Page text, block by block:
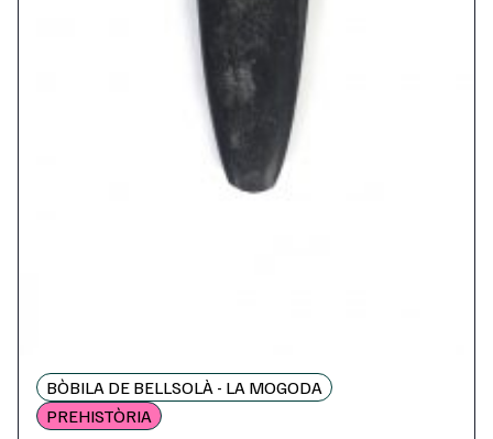
BÒBILA DE BELLSOLÀ - LA MOGODA
PREHISTÒRIA